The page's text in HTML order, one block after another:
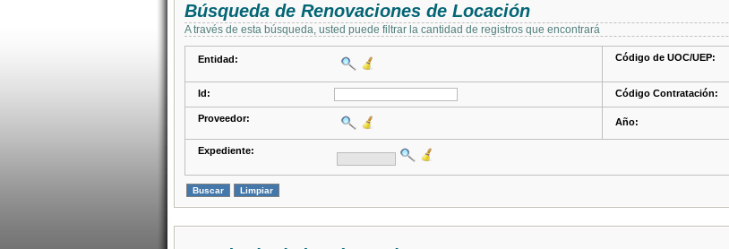
Búsqueda de Renovaciones de Locación
A través de esta búsqueda, usted puede filtrar la cantidad de registros que encontrará
Entidad: Código de UOC/UEP:
Id: Código Contratación:
Proveedor: Año:
Expediente: